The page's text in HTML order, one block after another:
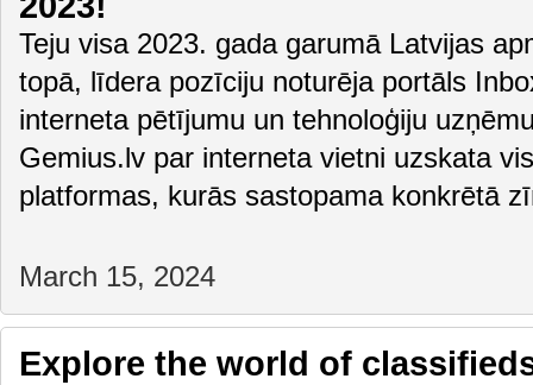
Teju visa 2023. gada garumā Latvijas
topā, līdera pozīciju noturēja portāls
interneta pētījumu un tehnoloģiju
Gemius.lv par interneta vietni uzskata
platformas, kurās sastopama konkrētā
March 15, 2024
Explore the world of